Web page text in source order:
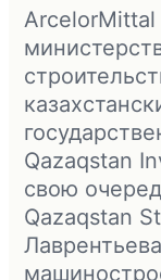
ArcelorMittal
Qazaqstan
свою
Qazaqstan